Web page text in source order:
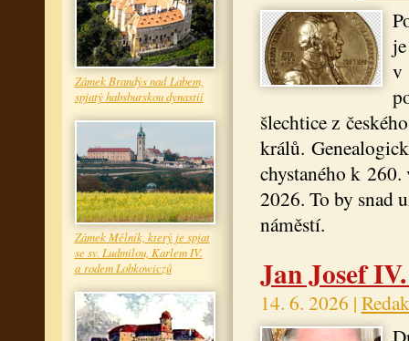
Zámek Brandýs nad Labem,
spjatý habsburskou dynastií
Zámek Mělník, který je spjat
se sv. Ludmilou, Karlem IV.
a rodem Lobkowiczů
v
šlechtice z
králů.
chystaného k
2026. To by snad
náměstí.
Jan Josef
14. 6. 2026 |